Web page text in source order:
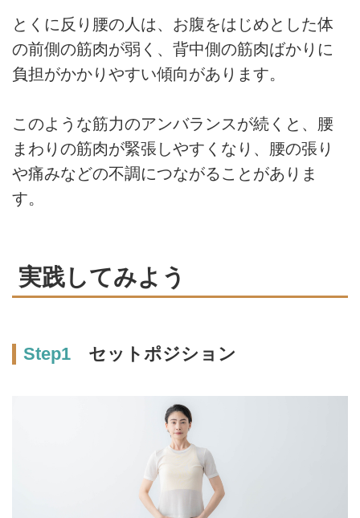
とくに反り腰の人は、お腹をはじめとした体
の前側の筋肉が弱く、背中側の筋肉ばかりに
負担がかかりやすい傾向があります。
このような筋力のアンバランスが続くと、腰
まわりの筋肉が緊張しやすくなり、腰の張り
や痛みなどの不調につながることがありま
す。
実践してみよう
Step1セットポジション